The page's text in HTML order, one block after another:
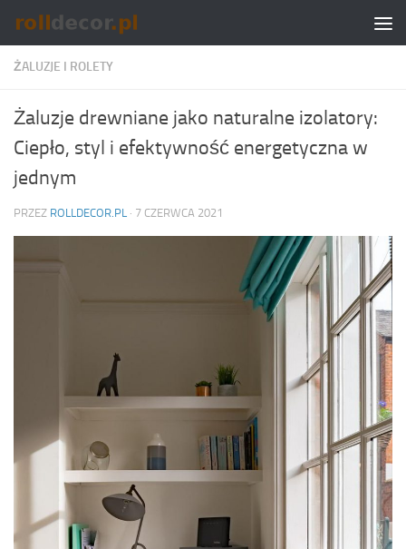
Skip to content
ŻALUZJE I ROLETY
Żaluzje drewniane jako naturalne izolatory:
Ciepło, styl i efektywność energetyczna w
jednym
PRZEZ ROLLDECOR.PL · 7 CZERWCA 2021